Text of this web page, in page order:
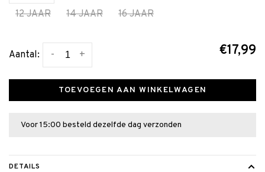
12 JAAR
14 JAAR 16 JAAR
Aantal: +
- €17,99
TOEVOEGEN AAN WINKELWAGEN
Voor 15:00 besteld dezelfde dag verzonden
DETAILS